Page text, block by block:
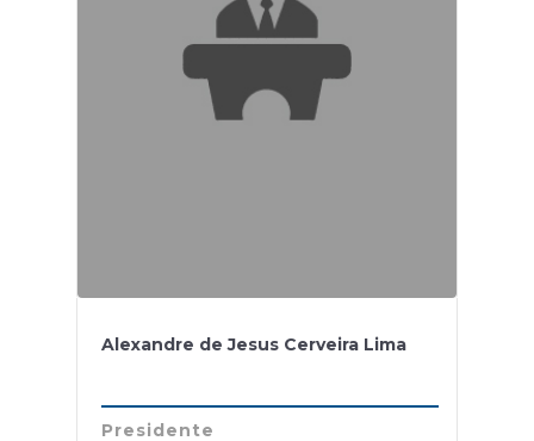
Alexandre de Jesus Cerveira Lima
Presidente